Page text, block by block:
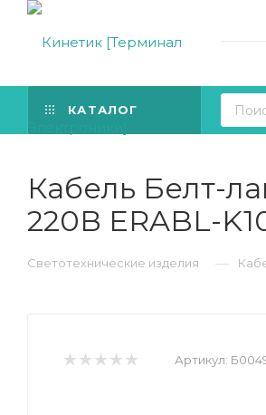
КАТАЛОГ
Кабель Белт-
220В ERABL-
Светотехнические изделия —
Артикул: